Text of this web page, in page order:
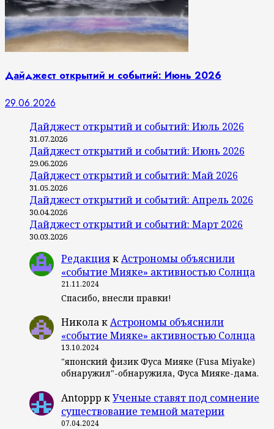
Дайджест открытий и событий: Июнь 2026
29.06.2026
Дайджест открытий и событий: Июль 2026
31.07.2026
Дайджест открытий и событий: Июнь 2026
29.06.2026
Дайджест открытий и событий: Май 2026
31.05.2026
Дайджест открытий и событий: Апрель 2026
30.04.2026
Дайджест открытий и событий: Март 2026
30.03.2026
РедакциякАстрономы объяснили
«событие Мияке» активностью Солнца
21.11.2024
Спасибо, внесли правки!
НиколакАстрономы объяснили
«событие Мияке» активностью Солнца
13.10.2024
"японский физик Фуса Мияке (Fusa Miyake)
обнаружил"-обнаружила, Фуса Мияке-дама.
Antoppp кУченые ставят под сомнение
существование темной материи
07.04.2024